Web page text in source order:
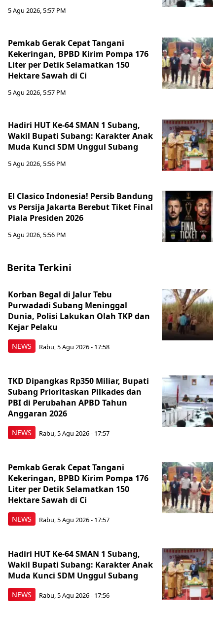
5 Agu 2026, 5:57 PM
Pemkab Gerak Cepat Tangani
Kekeringan, BPBD Kirim Pompa 176
Liter per Detik Selamatkan 150
Hektare Sawah di Ci
5 Agu 2026, 5:57 PM
Hadiri HUT Ke-64 SMAN 1 Subang,
Wakil Bupati Subang: Karakter Anak
Muda Kunci SDM Unggul Subang
5 Agu 2026, 5:56 PM
El Clasico Indonesia! Persib Bandung
vs Persija Jakarta Berebut Tiket Final
Piala Presiden 2026
5 Agu 2026, 5:56 PM
Berita Terkini
NEWS
Korban Begal di Jalur Tebu
Purwadadi Subang Meninggal
Dunia, Polisi Lakukan Olah TKP dan
Kejar Pelaku
Rabu, 5 Agu 2026 - 17:58
NEWS
TKD Dipangkas Rp350 Miliar, Bupati
Subang Prioritaskan Pilkades dan
PBI di Perubahan APBD Tahun
Anggaran 2026
Rabu, 5 Agu 2026 - 17:57
NEWS
Pemkab Gerak Cepat Tangani
Kekeringan, BPBD Kirim Pompa 176
Liter per Detik Selamatkan 150
Hektare Sawah di Ci
Rabu, 5 Agu 2026 - 17:57
NEWS
Hadiri HUT Ke-64 SMAN 1 Subang,
Wakil Bupati Subang: Karakter Anak
Muda Kunci SDM Unggul Subang
Rabu, 5 Agu 2026 - 17:56